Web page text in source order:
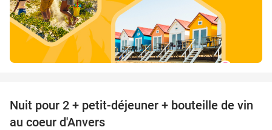
31%
Nuit pour 2 + petit-déjeuner + bouteille de vin
au coeur d'Anvers